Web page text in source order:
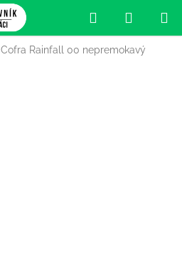
Hľadať
KOŠÍK
Cofra Rainfall 00 nepremokavý